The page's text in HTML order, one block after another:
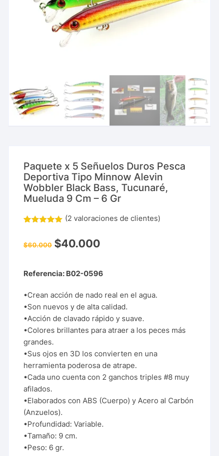
Paquete x 5 Señuelos Duros Pesca
Deportiva Tipo Minnow Alevin
Wobbler Black Bass, Tucunaré,
Mueluda 9 Cm – 6 Gr
5 en base a
valoraciones de
(2 valoraciones de clientes)
$60.000 $40.000
Referencia: B02-0596
•Crean acción de nado real en el agua.
•Son nuevos y de alta calidad.
•Acción de clavado rápido y suave.
•Colores brillantes para atraer a los peces más
grandes.
•Sus ojos en 3D los convierten en una
herramienta poderosa de atrape.
•Cada uno cuenta con 2 ganchos triples #8 muy
afilados.
•Elaborados con ABS (Cuerpo) y Acero al Carbón
(Anzuelos).
•Profundidad: Variable.
•Tamaño: 9 cm.
•Peso: 6 gr.